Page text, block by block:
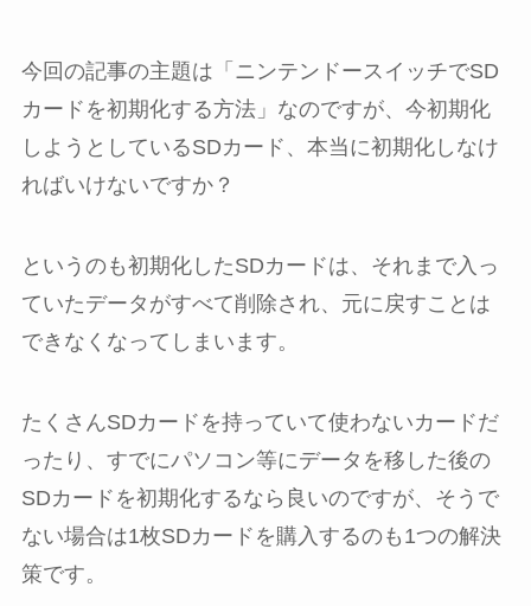
今回の記事の主題は「ニンテンドースイッチでSD
カードを初期化する方法」なのですが、今初期化
しようとしているSDカード、本当に初期化しなけ
ればいけないですか？
というのも初期化したSDカードは、それまで入っ
ていたデータがすべて削除され、元に戻すことは
できなくなってしまいます。
たくさんSDカードを持っていて使わないカードだ
ったり、すでにパソコン等にデータを移した後の
SDカードを初期化するなら良いのですが、そうで
ない場合は1枚SDカードを購入するのも1つの解決
策です。